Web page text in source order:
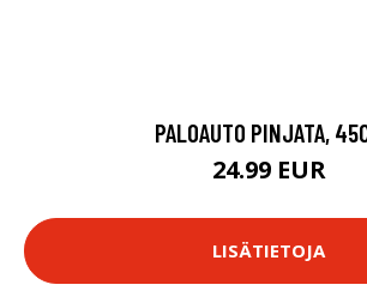
PALOAUTO PINJATA,
24.99 EUR
LISÄTIETOJA